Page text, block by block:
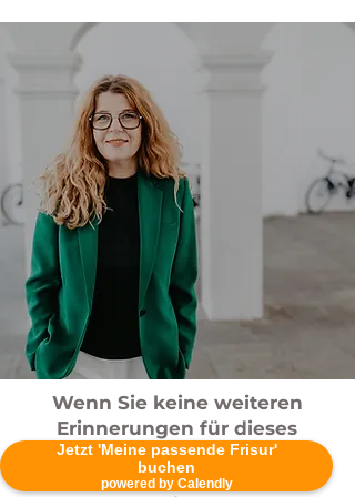
Jetzt 'Meine passende Frisur'
buchen
powered by Calendly
Wenn Sie keine weiteren
Erinnerungen für dieses
Webinar erhalten möchten,
bestätigen Sie bitte unten